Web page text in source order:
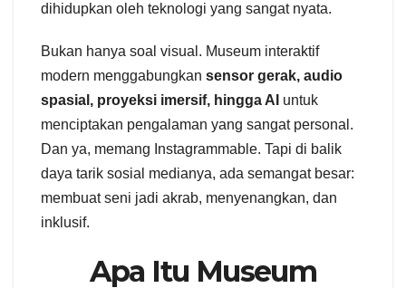
dihidupkan oleh teknologi yang sangat nyata.
Bukan hanya soal visual. Museum interaktif
modern menggabungkan sensor gerak, audio
spasial, proyeksi imersif, hingga AI untuk
menciptakan pengalaman yang sangat personal.
Dan ya, memang Instagrammable. Tapi di balik
daya tarik sosial medianya, ada semangat besar:
membuat seni jadi akrab, menyenangkan, dan
inklusif.
Apa Itu Museum